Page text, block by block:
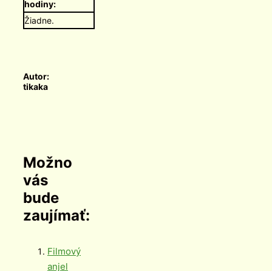
hodiny:
Žiadne.
Autor:
tikaka
Možno
vás
bude
zaujímať:
Filmový
anjel